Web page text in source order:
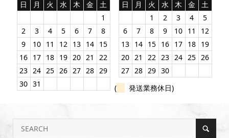
日
月 火 水 木 金
土
1
2
3 4 5 6 7
8
9
10 11 12 13 14 15
16 17 18 19 20 21
22
23 24 25 26 27 28 29
30 31
日
月 火 水 木 金
土
1
2 3 4
5
6
7 8 9 10 11
12
13 14 15 16 17 18 19
20 21 22 23 24 25 26
27 28 29 30
(
発送業務休日)